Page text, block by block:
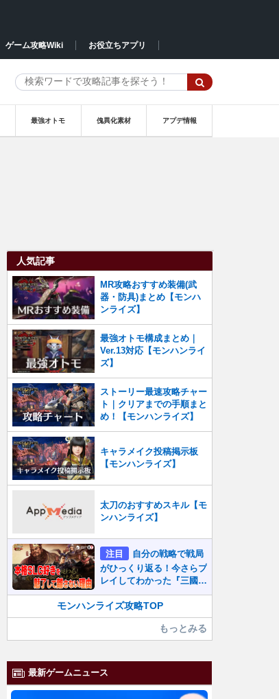
ゲーム攻略Wiki お役立ちアプリ
最強オトモ 傀異化素材 アプデ情報
人気記事
MR攻略おすすめ装備(武
器・防具)まとめ【モンハ
ンライズ】
最強オトモ構成まとめ｜
Ver.13対応【モンハンライ
ズ】
ストーリー最速攻略チャー
ト｜クリアまでの手順まと
め！【モンハンライズ】
キャラメイク投稿掲示板
【モンハンライズ】
太刀のおすすめスキル【モ
ンハンライズ】
注目
自分の戦略で戦局
がひっくり返る！今さらプ
レイしてわかった『三國志
真戦』が本格SLG好きを
魅了して離さないワケ
モンハンライズ攻略TOP
もっとみる
最新ゲームニュース